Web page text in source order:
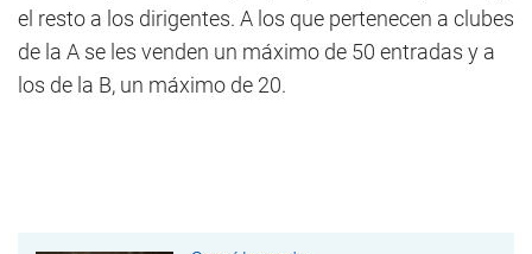
el resto a los dirigentes. A los que pertenecen a clubes
de la A se les venden un máximo de 50 entradas y a
los de la B, un máximo de 20.